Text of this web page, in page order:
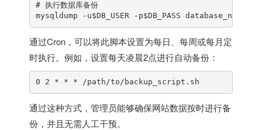
# 执行数据库备份
通过Cron，可以将此脚本设置为每日、每周或每月定
时执行。例如，设置每天凌晨2点进行自动备份：
通过这种方式，管理员能够确保网站数据按时进行备
份，并且无需人工干预。